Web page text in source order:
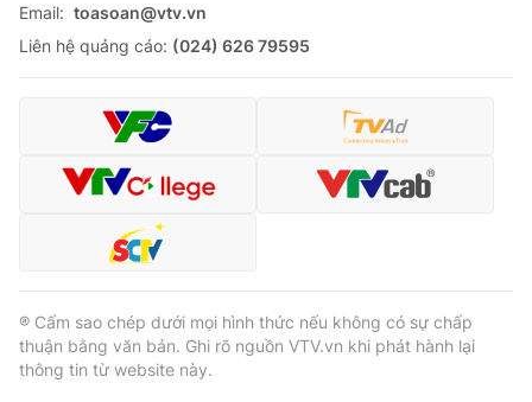
Email: toasoan@vtv.vn
Liên hệ quảng cáo: (024) 626 79595
® Cấm sao chép dưới mọi hình thức nếu không có sự chấp
thuận bằng văn bản. Ghi rõ nguồn VTV.vn khi phát hành lại
thông tin từ website này.